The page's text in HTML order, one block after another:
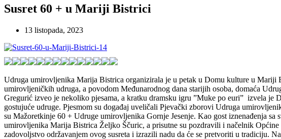
Susret 60 + u Mariji Bistrici
13 listopada, 2023
Udruga umirovljenika Marija Bistrica organizirala je u petak u Domu kulture u
umirovljeničkih udruga, a povodom Međunarodnog dana starijih osoba, domaća
Gregurić izveo je nekoliko pjesama, a kratku dramsku igru ”Muke po euri” izvela je
gostujuće udruge. Pjesmom su događaj uveličali Pjevački zborovi Udruga
su Mažoretkinje 60 + Udruge umirovljenika Gornje Jesenje. Kao gost iznenađenja
umirovljenika Marija Bistrica Željko Ščuric, a prisutne su pozdravili i načelnik
zadovoljstvo održavanjem ovog susreta i izrazili nadu da će se pretvoriti u tradiciju.